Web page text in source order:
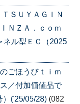
ＳＵＹＡＧＩＮ
ＮＺＡ．ｃｏｍ
ネル型ＥＣ（2025
ごほうびｔｉｍ
／付加価値品で
）('25/05/28) (082